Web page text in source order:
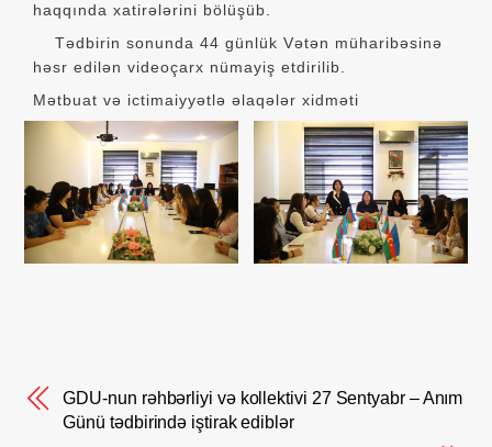
haqqında xatirələrini bölüşüb.
Tədbirin sonunda 44 günlük Vətən müharibəsinə
həsr edilən videoçarx nümayiş etdirilib.
Mətbuat və ictimaiyyətlə əlaqələr xidməti
GDU-nun rəhbərliyi və kollektivi 27 Sentyabr – Anım
Günü tədbirində iştirak ediblər